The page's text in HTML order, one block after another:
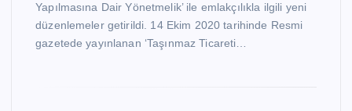
Yapılmasına Dair Yönetmelik’ ile emlakçılıkla ilgili yeni
düzenlemeler getirildi. 14 Ekim 2020 tarihinde Resmi
gazetede yayınlanan ‘Taşınmaz Ticareti…